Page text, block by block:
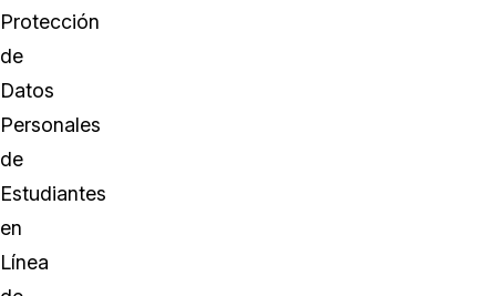
Protección
de
Datos
Personales
de
Estudiantes
en
Línea